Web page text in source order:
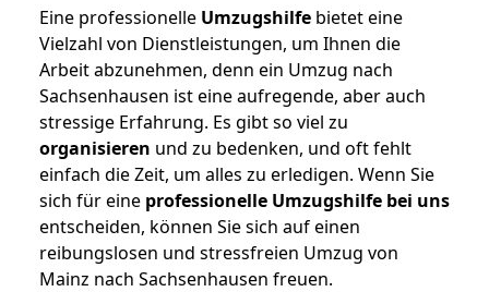
Eine professionelle Umzugshilfe bietet eine
Vielzahl von Dienstleistungen, um Ihnen die
Arbeit abzunehmen, denn ein Umzug nach
Sachsenhausen ist eine aufregende, aber auch
stressige Erfahrung. Es gibt so viel zu
organisieren und zu bedenken, und oft fehlt
einfach die Zeit, um alles zu erledigen. Wenn Sie
sich für eine professionelle Umzugshilfe bei uns
entscheiden, können Sie sich auf einen
reibungslosen und stressfreien Umzug von
Mainz nach Sachsenhausen freuen.